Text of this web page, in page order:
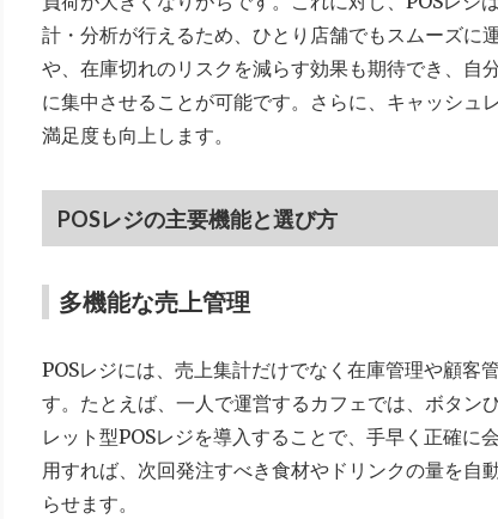
計・分析が行えるため、ひとり店舗でもスムーズに
や、在庫切れのリスクを減らす効果も期待でき、自
に集中させることが可能です。さらに、キャッシュ
満足度も向上します。
POSレジの主要機能と選び方
多機能な売上管理
POSレジには、売上集計だけでなく在庫管理や顧客
す。たとえば、一人で運営するカフェでは、ボタン
レット型POSレジを導入することで、手早く正確
用すれば、次回発注すべき食材やドリンクの量を自
らせます。